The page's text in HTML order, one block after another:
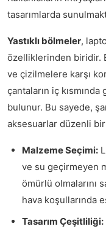
tasarımlarda
Yastıklı bölmeler,
özelliklerinden biridir.
ve çizilmelere karşı
çantaların iç
bulunur. Bu sayede,
aksesuarlar düzenli
Malzeme Seçimi:
ve su geçirmeyen
ömürlü olmalarını
hava koşullarında
Tasarım Çeşitliliği: